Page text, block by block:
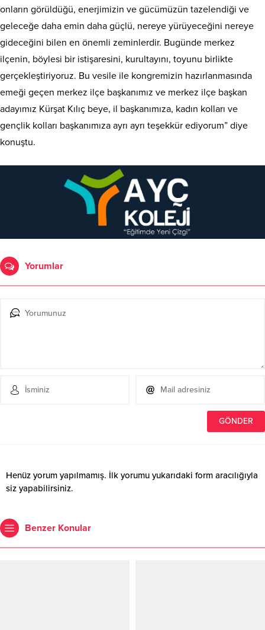
onların görüldüğü, enerjimizin ve gücümüzün tazelendiği ve
geleceğe daha emin daha güçlü, nereye yürüyeceğini nereye
gideceğini bilen en önemli zeminlerdir. Bugünde merkez
ilçenin, böylesi bir istişaresini, kurultayını, toyunu birlikte
gerçekleştiriyoruz. Bu vesile ile kongremizin hazırlanmasında
emeği geçen merkez ilçe başkanımız ve merkez ilçe başkan
adayımız Kürşat Kılıç beye, il başkanımıza, kadın kolları ve
gençlik kolları başkanımıza ayrı ayrı teşekkür ediyorum” diye
konuştu.
Yorumlar
Henüz yorum yapılmamış. İlk yorumu yukarıdaki form aracılığıyla
siz yapabilirsiniz.
Benzer Konular